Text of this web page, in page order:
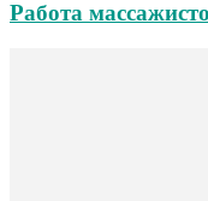
Работа